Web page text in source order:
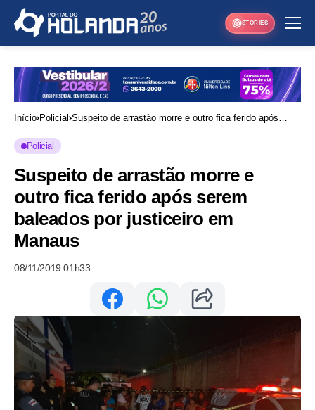
STORIES
Início Policial Suspeito de arrastão morre e outro fica ferido após
Policial
Suspeito de arrastão morre e
outro fica ferido após serem
baleados por justiceiro em
Manaus
08/11/2019 01h33